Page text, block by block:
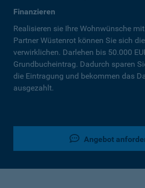
Finanzieren
Realisieren sie Ihre Wohnwünsche
Partner Wüstenrot können Sie sich
verwirklichen. Darlehen bis 50.000
Grundbucheintrag. Dadurch sparen
die Eintragung und bekommen das
ausgezahlt.
Angebot